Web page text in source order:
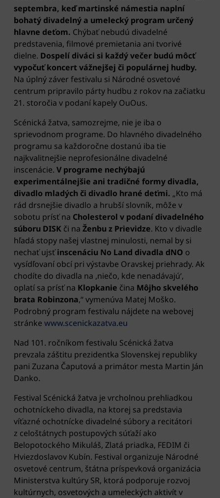
septembra, keď martinské námestia naplní
bohatý divadelný a umelecký program určený
hlavne deťom. Chýbať nebudú divadelné
predstavenia, filmové premietania ani tvorivé
dielne. Dospelí diváci si každý večer budú môcť
vypočuť koncert vážnejšej či populárnej hudby.
Na úplný záver festivalu si Národné osvetové
centrum pripravilo párty hudbu z rokov na začiatku
21. storočia v podaní kapely OuOus.
Scénická žatva, samozrejme, nie je iba o
sprievodnom programe. Do hlavného divadelného
programu sa každoročne dostanú iba tie
najkvalitnejšie neprofesionálne divadelné
inscenácie. V programe nechýbajú
experimentálnejšie ani tradičné formy divadla,
divadlo mladých či divadlo hrané deťmi. „Kto má
rád drsnejšie divadlo a hrubší slovník, môže v
sobotu prísť na Cholesterol v podaní divadelného
súboru DISK či na Ženbu z Prievidze. Kto v divadle
hľadá stopy našej vlastnej minulosti, nemal by si
nechať ujsťinscenáciu No Land divadla dNO o
vysídľovaní obcí pri výstavbe Oravskej priehrady. Ak
chodíte do divadla na ,niečo, kde nenadávajú‘,
oplatí sa prísť na Klopkanie čina Môjho skvelého
brata Robinzona,“ vymenúva Matej Moško.
Podrobný program festivalu nájdete na webovej
stránke www.scenickazatva.eu
Nad 101. ročníkom festivalu Scénická žatva
prevzala záštitu prezidentka Slovenskej republiky
pani Zuzana Čaputová a primátor mesta Martin Ján
Danko.
Festival Scénická žatva je vrcholnou prehliadkou
ochotníckeho divadla, na ktorej sa predstavia
víťazné ochotnícke divadelné súbory a recitátori
z celoštátnych postupových súťaží ako
Belopotockého Mikuláš, Zlatá priadka, FEDIM či
Hviezdoslavov Kubín. Festival organizuje Národné
osvetové centrum, štátna príspevková organizácia
Ministerstva kultúry SR, ktorá podporuje rozvoj
kultúrnych, osvetových a umeleckých aktivít v